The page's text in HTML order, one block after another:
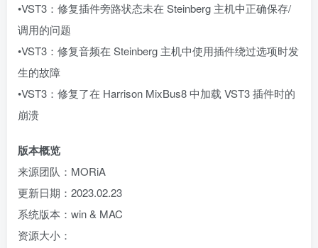
•VST3：修复插件旁路状态未在 Steinberg 主机中正确保存/
调用的问题
•VST3：修复音频在 Steinberg 主机中使用插件绕过选项时发
生的故障
•VST3：修复了在 Harrison MixBus8 中加载 VST3 插件时的
崩溃
版本概览
来源团队：MORiA
更新日期：2023.02.23
系统版本：win & MAC
资源大小：